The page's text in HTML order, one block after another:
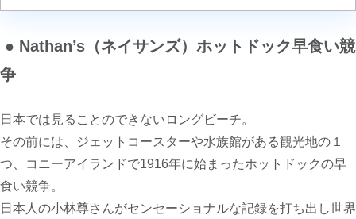
● Nathan’s（ネイサンズ）ホットドック早食い競
争
日本では見ることのできないロングビーチ。
その前には、ジェットコースターや水族館がある観光地の１
つ、コニーアイランドで1916年に始まったホットドックの早
食い競争。
日本人の小林尊さんがセンセーショナルな記録を打ち出し世界